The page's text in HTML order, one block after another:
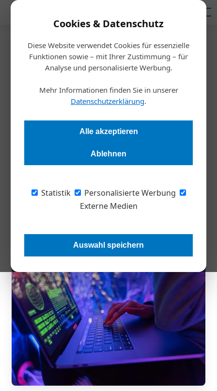
Cookies & Datenschutz
Diese Website verwendet Cookies für essenzielle
Funktionen sowie – mit Ihrer Zustimmung – für
Analyse und personalisierte Werbung.
Mehr Informationen finden Sie in unserer
Datenschutzerklärung.
Alle akzeptieren
Ablehnen
Statistik
Personalisierte Werbung
Externe Medien
Auswahl speichern
Startseite/
Cybersecurity
Angst vor Cyberangriffen:
Firmen fühlen sich ungeschützt
Redaktion Die Wirtschaft
Österreich steht vor einer wachsenden Bedrohung aus der
Attacken pro Woche 2025. Oft reichen kleine
Sicherheitslücken. Vodia-CEO Christian Stredicke erklärt, wie